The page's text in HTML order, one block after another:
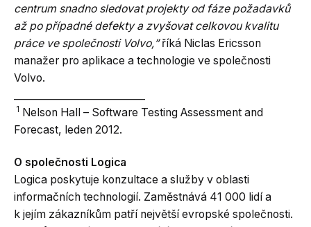
centrum snadno sledovat projekty od fáze požadavků
až po případné defekty a zvyšovat celkovou kvalitu
práce ve společnosti Volvo,”říká Niclas Ericsson
manažer pro aplikace a technologie ve společnosti
Volvo.
1 Nelson Hall – Software Testing Assessment and
Forecast, leden 2012.
O společnosti Logica
Logica poskytuje konzultace a služby v oblasti
informačních technologií. Zaměstnává 41 000 lidí a
k jejím zákazníkům patří největší evropské společnosti.